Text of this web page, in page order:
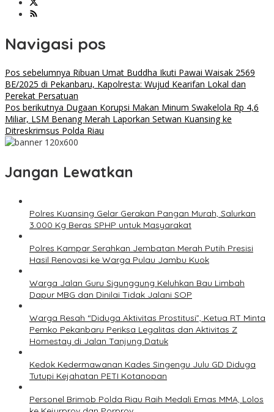
Navigasi pos
Pos sebelumnya Ribuan Umat Buddha Ikuti Pawai Waisak 2569
BE/2025 di Pekanbaru, Kapolresta: Wujud Kearifan Lokal dan
Perekat Persatuan
Pos berikutnya Dugaan Korupsi Makan Minum Swakelola Rp 4,6
Miliar, LSM Benang Merah Laporkan Setwan Kuansing ke
Ditreskrimsus Polda Riau
Jangan Lewatkan
Polres Kuansing Gelar Gerakan Pangan Murah, Salurkan
3.000 Kg Beras SPHP untuk Masyarakat
Polres Kampar Serahkan Jembatan Merah Putih Presisi
Hasil Renovasi ke Warga Pulau Jambu Kuok
Warga Jalan Guru Sigunggung Keluhkan Bau Limbah
Dapur MBG dan Dinilai Tidak Jalani SOP
Warga Resah “Diduga Aktivitas Prostitusi”, Ketua RT Minta
Pemko Pekanbaru Periksa Legalitas dan Aktivitas Z
Homestay di Jalan Tanjung Datuk
Kedok Kedermawanan Kades Singengu Julu GD Diduga
Tutupi Kejahatan PETI Kotanopan
Personel Brimob Polda Riau Raih Medali Emas MMA, Lolos